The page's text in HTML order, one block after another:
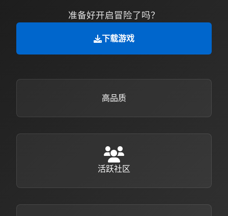
准备好开启冒险了吗？
下载游戏
高品质
活跃社区